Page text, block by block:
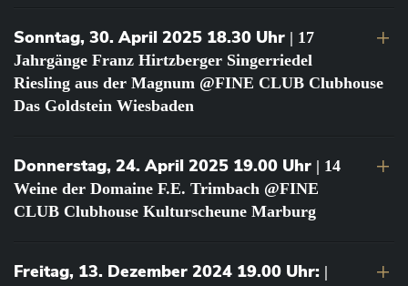
Sonntag, 30. April 2025 18.30 Uhr | 17
Jahrgänge Franz Hirtzberger Singerriedel
Riesling aus der Magnum @FINE CLUB Clubhouse
Das Goldstein Wiesbaden
Donnerstag, 24. April 2025 19.00 Uhr | 14
Weine der Domaine F.E. Trimbach @FINE
CLUB Clubhouse Kulturscheune Marburg
Freitag, 13. Dezember 2024 19.00 Uhr: |